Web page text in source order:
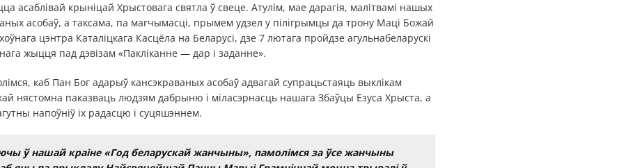
асаблівай крыніцай Хрыстовага святла ў свеце. Атулім, мае дарагія, малітвамі нашых
асобаў, а таксама, па магчымасці, прымем удзел у пілігрымцы да трону Маці Божай
цэнтра Каталіцкага Касцёла на Беларусі, дзе 7 лютага пройдзе агульнабеларускі
жыцця пад дэвізам «Пакліканне — дар і заданне».
каб Пан Бог адарыў кансэкраваных асобаў адвагай супрацьстаяць выклікам
нястомна паказваць людзям дабрыню і міласэрнасць нашага Збаўцы Езуса Хрыста, а
напоўніў іх радасцю і суцяшэннем.
ў нашай краіне «Год беларускай жанчыны», памолімся за ўсе жанчыны